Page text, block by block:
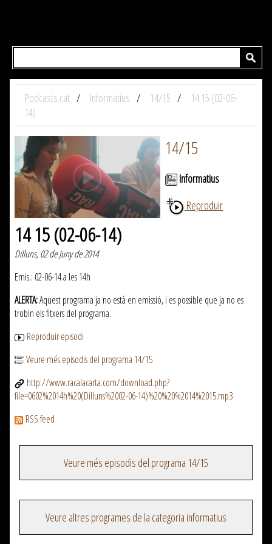
Podcasts.cat Informatius 14/15
14 15 (02-06-
14)
14/15
Informatius
Reproduir
14 15 (02-06-14)
Dilluns, 02 de Juny de 2014
Emis.: 02-06-14 a les 14h
ALERTA:Aquest programa ja no està en emissió, i es possible que ja no es
trobin els fitxers del programa.
Reproduir episodi
Veure més episodis del programa 14/15
http://www.racalacarta.com/download.php?
file=0602%2014h%20(Dilluns%2002-06-14)%20%20%2014%2015.mp3
RSS feed
Veure més episodis del programa 14/15
Veure altres programes de la categoria informatius